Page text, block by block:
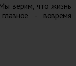
верим, что жизнь
- вовремя